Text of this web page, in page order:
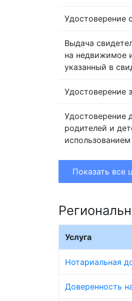
Удостоверение
Выдача
на недвижимое
указанный в
Удостоверение
Удостоверение
родителей и
Показать все
Услуга
Нотариальная
Доверенность